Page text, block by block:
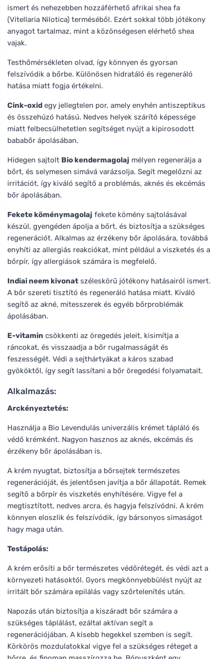
ismert és nehezebben hozzáférhető afrikai shea fa
(Vitellaria Nilotica) terméséből. Ezért sokkal több jótékony
anyagot tartalmaz, mint a közönségesen elérhető shea
vajak.
Testhőmérsékleten olvad, így könnyen és gyorsan
felszívódik a bőrbe. Különösen hidratáló és regeneráló
hatása miatt fogja értékelni.
Cink-oxid egy jellegtelen por, amely enyhén antiszeptikus
és összehúzó hatású. Nedves helyek szárító képessége
miatt felbecsülhetetlen segítséget nyújt a kipirosodott
bababőr ápolásában.
Hidegen sajtolt Bio kendermagolaj mélyen regenerálja a
bőrt, és selymesen simává varázsolja. Segít megelőzni az
irritációt, így kiváló segítő a problémás, aknés és ekcémás
bőr ápolásában.
Fekete köménymagolaj fekete kömény sajtolásával
készül, gyengéden ápolja a bőrt, és biztosítja a szükséges
regenerációt. Alkalmas az érzékeny bőr ápolására, továbbá
enyhíti az allergiás reakciókat, mint például a viszketés és a
bőrpír, így allergiások számára is megfelelő.
Indiai neem kivonat széleskörű jótékony hatásairól ismert.
A bőr szereti tisztító és regeneráló hatása miatt. Kiváló
segítő az akné, mitesszerek és egyéb bőrproblémák
ápolásában.
E-vitamin csökkenti az öregedés jeleit, kisimítja a
ráncokat, és visszaadja a bőr rugalmasságát és
feszességét. Védi a sejthártyákat a káros szabad
gyököktől, így segít lassítani a bőr öregedési folyamatait.
Alkalmazás:
Arckényeztetés:
Használja a Bio Levendulás univerzális krémet tápláló és
védő krémként. Nagyon hasznos az aknés, ekcémás és
érzékeny bőr ápolásában is.
A krém nyugtat, biztosítja a bőrsejtek természetes
regenerációját, és jelentősen javítja a bőr állapotát. Remek
segítő a bőrpír és viszketés enyhítésére. Vigye fel a
megtisztított, nedves arcra, és hagyja felszívódni. A krém
könnyen eloszlik és felszívódik, így bársonyos simaságot
hagy maga után.
Testápolás:
A krém erősíti a bőr természetes védőrétegét, és védi azt a
környezeti hatásoktól. Gyors megkönnyebbülést nyújt az
irritált bőr számára epilálás vagy szőrtelenítés után.
Napozás után biztosítja a kiszáradt bőr számára a
szükséges táplálást, ezáltal aktívan segít a
regenerációjában. A kisebb hegekkel szemben is segít.
Körkörös mozdulatokkal vigye fel a szükséges réteget a